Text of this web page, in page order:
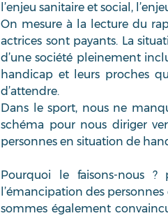
l’enjeu sanitaire et social,
On mesure à la lecture du
actrices sont payants. La
d’une société pleinement
handicap et leurs proches
d’attendre.
Dans le sport, nous ne
schéma pour nous diriger
personnes en situation de
Pourquoi le faisons-nous
l’émancipation des
sommes également